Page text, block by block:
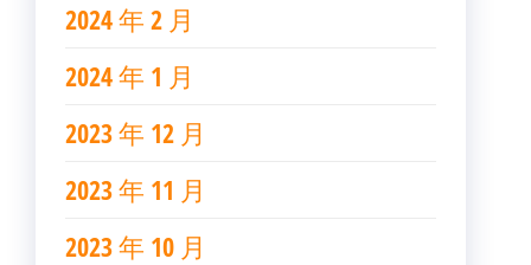
2024 年 2 月
2024 年 1 月
2023 年 12 月
2023 年 11 月
2023 年 10 月